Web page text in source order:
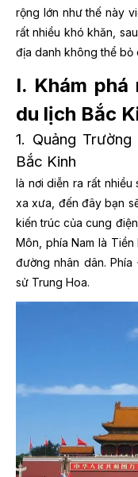
rộng lớn như thế này
rất nhiều khó khăn,
địa danh không thể bỏ
I. Khám
du lịch Bắc
1. Quảng
Bắc Kinh
là nơi diễn ra rất nhiều
xa xưa, đến đây bạn
kiến trúc của cung
Môn, phía Nam là
đường nhân dân.
sử Trung Hoa.